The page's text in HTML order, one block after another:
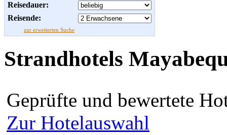
Reisedauer:
Reisende:
zur erweiterten Suche
Strandhotels
Geprüfte und bewertete
Zur Hotelauswahl